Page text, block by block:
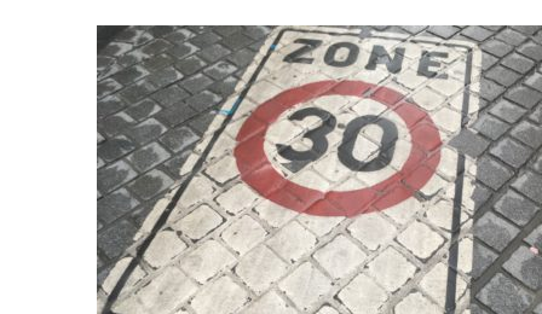
07 août 2026Consulter l'article "Les Bruxellois
Deux mineurs interpellés après un
vol à main armée dans un
commerce bruxellois